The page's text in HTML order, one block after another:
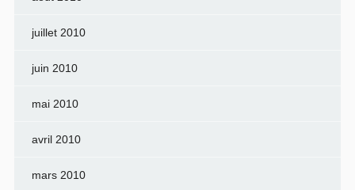
juillet 2010
juin 2010
mai 2010
avril 2010
mars 2010